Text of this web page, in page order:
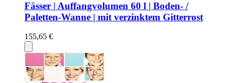
Fässer | Auffangvolumen 60 l | Boden- /
Paletten-Wanne | mit verzinktem Gitterrost
155,65 €